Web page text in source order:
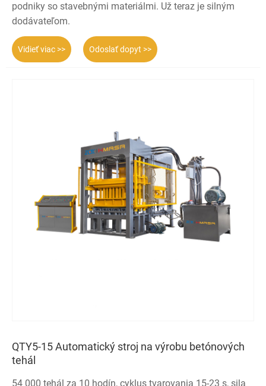
podniky so stavebnými materiálmi. Už teraz je silným
dodávateľom.
Vidieť viac >> Odoslať dopyt >>
QTY5-15 Automatický stroj na výrobu betónových
tehál
54 000 tehál za 10 hodín, cyklus tvarovania 15-23 s, sila